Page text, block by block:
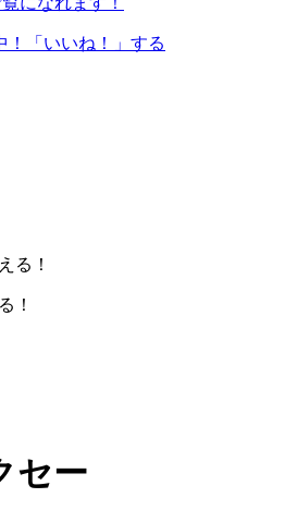
！
セー